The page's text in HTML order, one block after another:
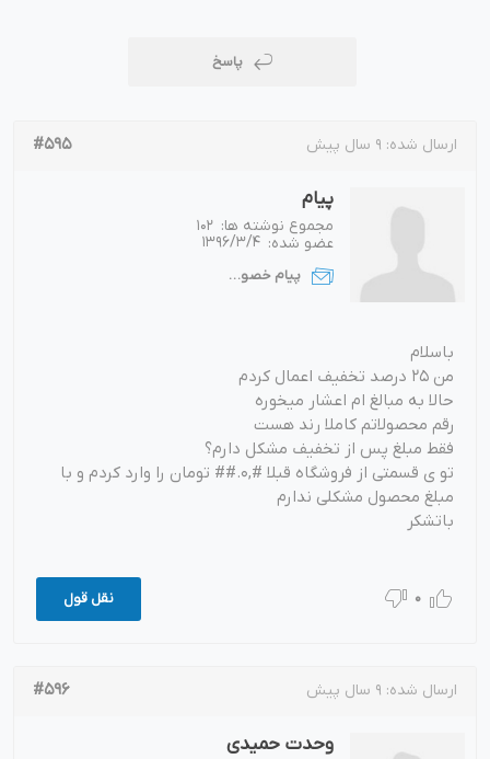
پاسخ
ارسال شده: 9 سال پیش #595
پیام
مجموع نوشته ها: 102
عضو شده: 1396/3/4
پیام خصوصی
باسلام
من 25 درصد تخفیف اعمال کردم
حالا به مبالغ ام اعشار میخوره
رقم محصولاتم کاملا رند هست
فقط مبلغ پس از تخفیف مشکل دارم؟
تو ی قسمتی از فروشگاه قبلا #,0.## تومان را وارد کردم و با
مبلغ محصول مشکلی ندارم
باتشکر
نقل قول 0
ارسال شده: 9 سال پیش #596
وحدت حمیدی